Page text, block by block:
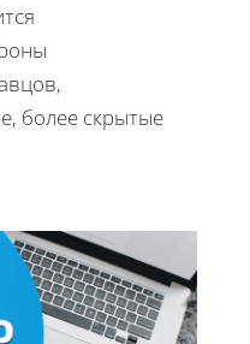
более скрытые